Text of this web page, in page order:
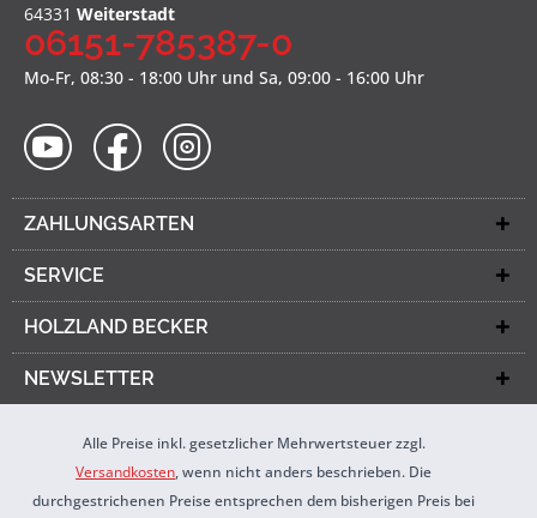
64331 Weiterstadt
06151-785387-0
Mo-Fr, 08:30 - 18:00 Uhr und Sa, 09:00 - 16:00 Uhr
ZAHLUNGSARTEN
SERVICE
HOLZLAND BECKER
NEWSLETTER
Alle Preise inkl. gesetzlicher Mehrwertsteuer zzgl.
Versandkosten, wenn nicht anders beschrieben. Die
durchgestrichenen Preise entsprechen dem bisherigen Preis bei